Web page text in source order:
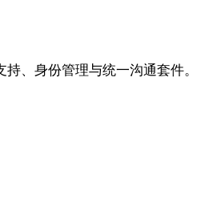
、身份管理与统一沟通套件。